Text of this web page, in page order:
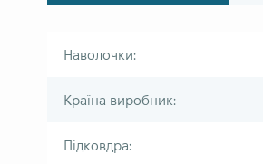
Наволочки:
Країна виробник:
Підковдра: